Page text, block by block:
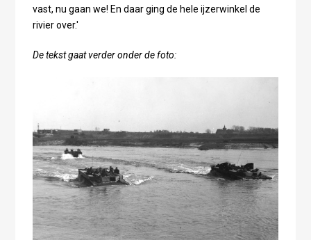
vast, nu gaan we! En daar ging de hele ijzerwinkel de
rivier over.'
De tekst gaat verder onder de foto: